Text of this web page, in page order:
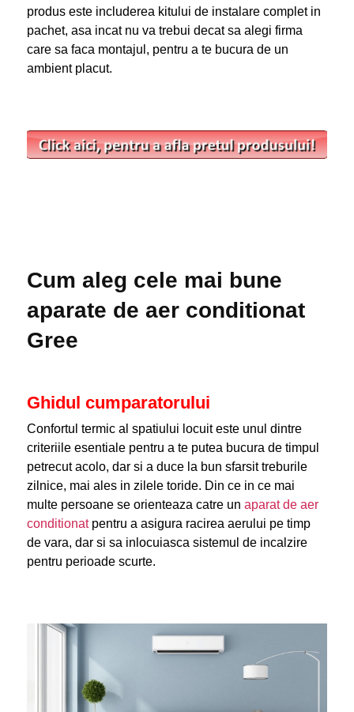
produs este includerea kitului de instalare complet in
pachet, asa incat nu va trebui decat sa alegi firma
care sa faca montajul, pentru a te bucura de un
ambient placut.
Cum aleg cele mai bune
aparate de aer conditionat
Gree
Ghidul cumparatorului
Confortul termic al spatiului locuit este unul dintre
criteriile esentiale pentru a te putea bucura de timpul
petrecut acolo, dar si a duce la bun sfarsit treburile
zilnice, mai ales in zilele toride. Din ce in ce mai
multe persoane se orienteaza catre un aparat de aer
conditionatpentru a asigura racirea aerului pe timp
de vara, dar si sa inlocuiasca sistemul de incalzire
pentru perioade scurte.